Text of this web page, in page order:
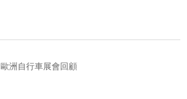
歐洲自行車展會回顧